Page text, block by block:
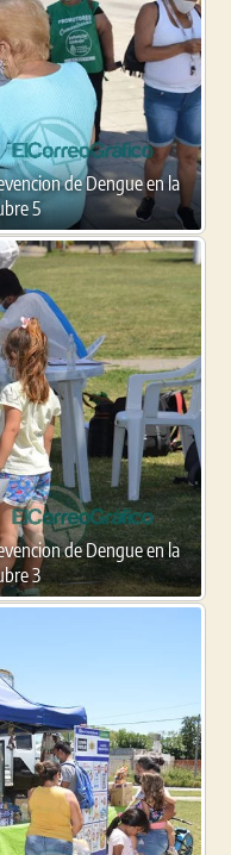
de Dengue en la
5
de Dengue en la
3